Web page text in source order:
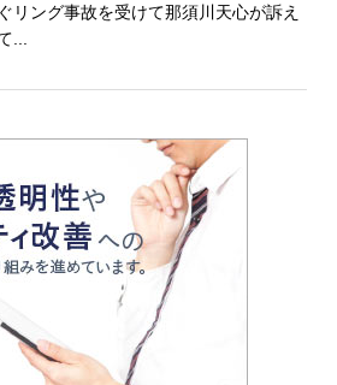
リング事故を受けて那須川天心が訴え
...